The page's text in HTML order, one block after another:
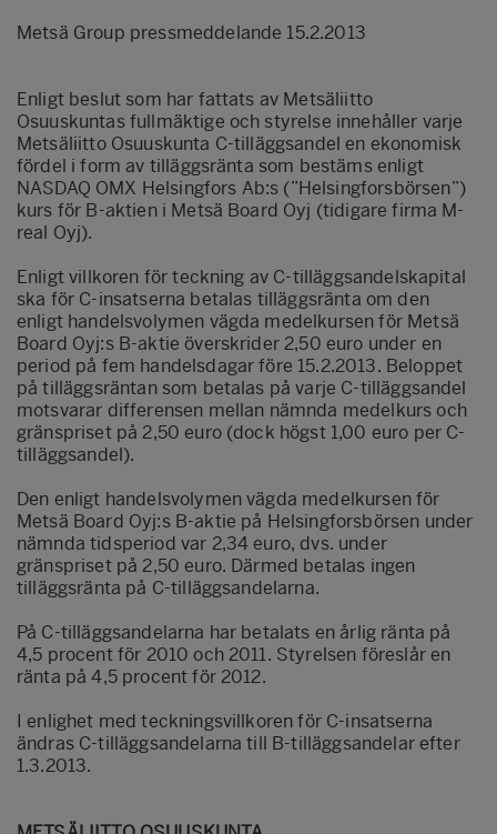
Metsä Group pressmeddelande 15.2.2013
Enligt beslut som har fattats av Metsäliitto
Osuuskuntas fullmäktige och styrelse innehåller varje
Metsäliitto Osuuskunta C-tilläggsandel en ekonomisk
fördel i form av tilläggsränta som bestäms enligt
NASDAQ OMX Helsingfors Ab:s (”Helsingforsbörsen”)
kurs för B-aktien i Metsä Board Oyj (tidigare firma M-
real Oyj).
Enligt villkoren för teckning av C-tilläggsandelskapital
ska för C-insatserna betalas tilläggsränta om den
enligt handelsvolymen vägda medelkursen för Metsä
Board Oyj:s B-aktie överskrider 2,50 euro under en
period på fem handelsdagar före 15.2.2013. Beloppet
på tilläggsräntan som betalas på varje C-tilläggsandel
motsvarar differensen mellan nämnda medelkurs och
gränspriset på 2,50 euro (dock högst 1,00 euro per C-
tilläggsandel).
Den enligt handelsvolymen vägda medelkursen för
Metsä Board Oyj:s B-aktie på Helsingforsbörsen under
nämnda tidsperiod var 2,34 euro, dvs. under
gränspriset på 2,50 euro. Därmed betalas ingen
tilläggsränta på C-tilläggsandelarna.
På C-tilläggsandelarna har betalats en årlig ränta på
4,5 procent för 2010 och 2011. Styrelsen föreslår en
ränta på 4,5 procent för 2012.
I enlighet med teckningsvillkoren för C-insatserna
ändras C-tilläggsandelarna till B-tilläggsandelar efter
1.3.2013.